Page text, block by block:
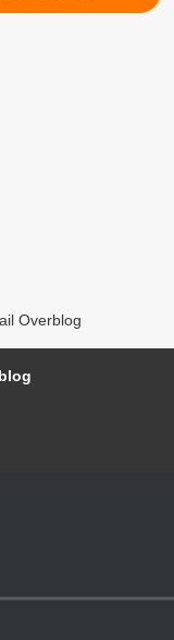
Overblog